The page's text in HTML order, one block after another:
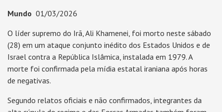
Mundo 01/03/2026
O líder supremo do Irã, Ali Khamenei, foi morto neste sábado
(28) em um ataque conjunto inédito dos Estados Unidos e de
Israel contra a República Islâmica, instalada em 1979. A
morte foi confirmada pela mídia estatal iraniana após horas
de negativas.
Segundo relatos oficiais e não confirmados, integrantes da